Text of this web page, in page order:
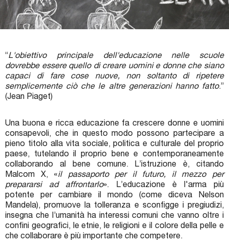
Premi letterari
Novità in biblioteca
“L'obiettivo principale dell'educazione nelle scuole
dovrebbe essere quello di creare uomini e donne che siano
capaci di fare cose nuove, non soltanto di ripetere
semplicemente ciò che le altre generazioni hanno fatto.”
(Jean Piaget)
Una buona e ricca educazione fa crescere donne e uomini
consapevoli, che in questo modo possono partecipare a
pieno titolo alla vita sociale, politica e culturale del proprio
paese, tutelando il proprio bene e contemporaneamente
collaborando al bene comune. L’istruzione è, citando
Malcom X, «il passaporto per il futuro, il mezzo per
prepararsi ad affrontarlo». L’educazione è l'arma più
potente per cambiare il mondo (come diceva Nelson
Mandela), promuove la tolleranza e sconfigge i pregiudizi,
insegna che l’umanità ha interessi comuni che vanno oltre i
confini geografici, le etnie, le religioni e il colore della pelle e
che collaborare è più importante che competere.